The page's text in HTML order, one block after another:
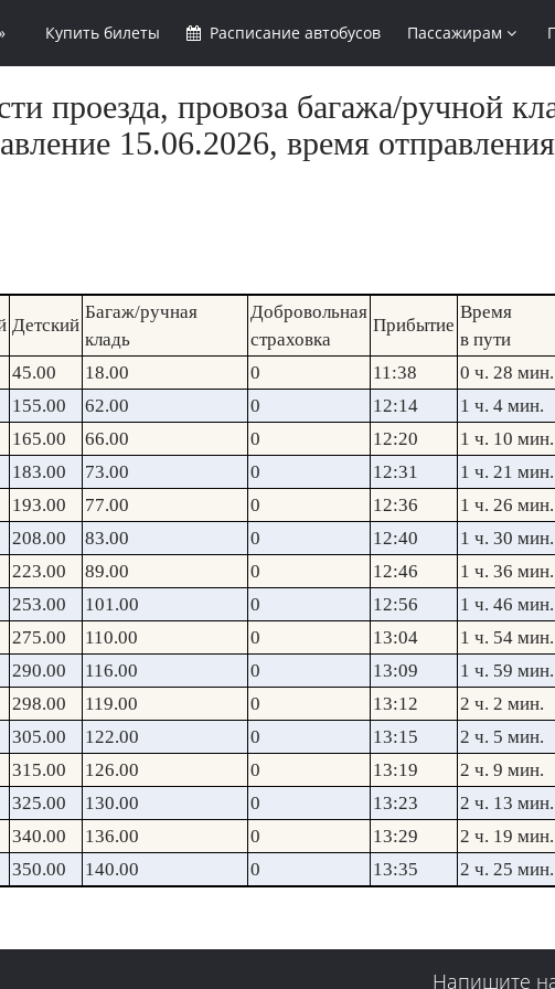
Купить билеты Расписание автобусов Пассажирам
проезда, провоза багажа/ручной
15.06.2026, время
Детский
Багаж/ручная
кладь
Добровольная
страховка
Прибытие
Время
в пути
45.00 18.00 0 11:38
0 ч. 28 мин.
155.00 62.00 0 12:14
1 ч. 4 мин.
165.00 66.00 0 12:20
1 ч. 10 мин.
183.00 73.00 0 12:31
1 ч. 21 мин.
193.00 77.00 0 12:36
1 ч. 26 мин.
208.00 83.00 0 12:40
1 ч. 30 мин.
223.00 89.00 0 12:46
1 ч. 36 мин.
253.00 101.00 0 12:56
1 ч. 46 мин.
275.00 110.00 0 13:04
1 ч. 54 мин.
290.00 116.00 0 13:09
1 ч. 59 мин.
298.00 119.00 0 13:12
2 ч. 2 мин.
305.00 122.00 0 13:15
2 ч. 5 мин.
315.00 126.00 0 13:19
2 ч. 9 мин.
325.00 130.00 0 13:23
2 ч. 13 мин.
340.00 136.00 0 13:29
2 ч. 19 мин.
350.00 140.00 0 13:35 2 ч. 25 мин.
Напишите